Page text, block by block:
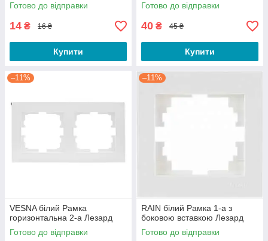
Готово до відправки
14 ₴ 16 ₴
Купити
Готово до відправки
40 ₴ 45 ₴
Купити
–11%
VESNA білий Рамка
горизонтальна 2-а Лезард
Готово до відправки
–11%
RAIN білий Рамка 1-а з
боковою вставкою Лезард
Готово до відправки